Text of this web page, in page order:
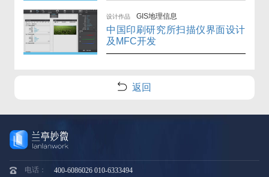
设计作品 GIS地理信息
中国印刷研究所扫描仪界面设计
及MFC开发
返回
电话： 400-6086026 010-6333494